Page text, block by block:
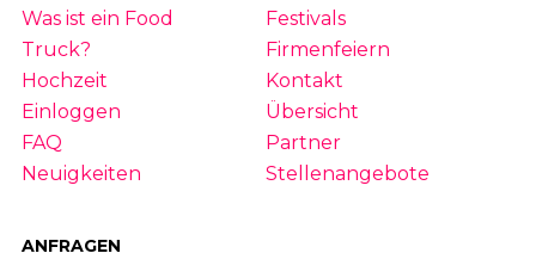
Was ist ein Food
Truck?
Festivals
Firmenfeiern
Hochzeit
Kontakt
Einloggen
Übersicht
FAQ
Partner
Neuigkeiten
Stellenangebote
ANFRAGEN